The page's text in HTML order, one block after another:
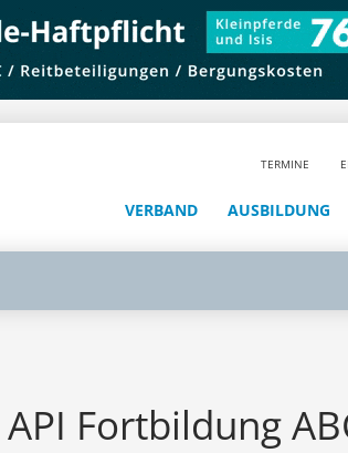
TERMINE
VERBAND AUSBILDUNG
Fortbildung